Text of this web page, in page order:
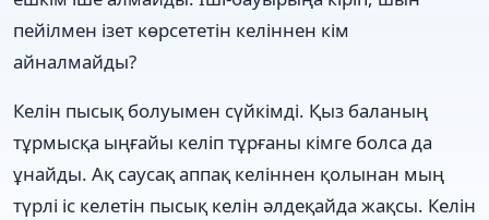
пейілмен ізет көрсететін келіннен кім
айналмайды?
Келін пысық болуымен сүйкімді. Қыз баланың
тұрмысқа ыңғайы келіп тұрғаны кімге болса да
ұнайды. Ақ саусақ аппақ келіннен қолынан мың
түрлі іс келетін пысық келін әлдеқайда жақсы. Келін